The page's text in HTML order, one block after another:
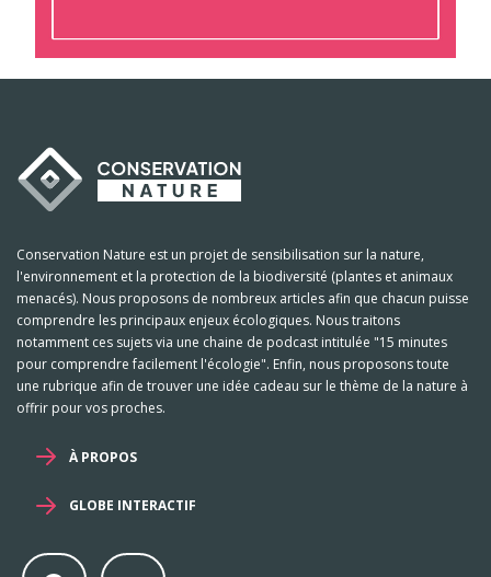
Conservation Nature est un projet de sensibilisation sur la nature,
l'environnement et la protection de la biodiversité (plantes et animaux
menacés). Nous proposons de nombreux articles afin que chacun puisse
comprendre les principaux enjeux écologiques. Nous traitons
notamment ces sujets via une chaine de podcast intitulée "15 minutes
pour comprendre facilement l'écologie". Enfin, nous proposons toute
une rubrique afin de trouver une idée cadeau sur le thème de la nature à
offrir pour vos proches.
À PROPOS
GLOBE INTERACTIF